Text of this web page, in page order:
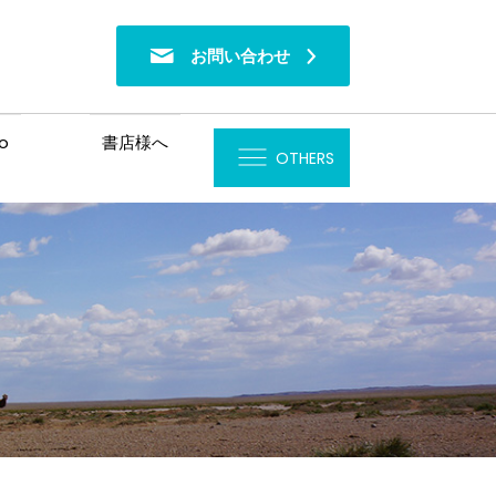
お問い合わせ
書店様へ
OTHERS